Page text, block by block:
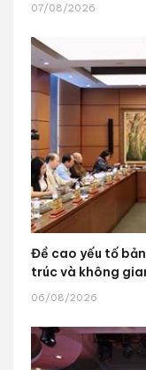
07/08/2026
Đề cao yếu tố
trúc và không
06/08/2026